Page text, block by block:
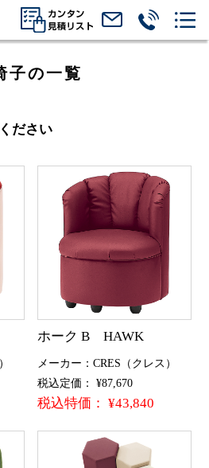
子の一覧
ださい
ホーク B HAWK
メーカー：CRES（クレス）
税込定価： ¥87,670
税込特価： ¥43,840